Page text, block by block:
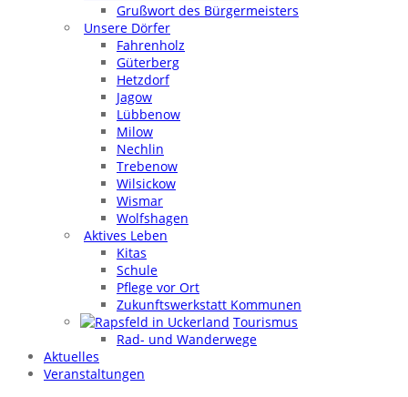
Grußwort des Bürgermeisters
Unsere Dörfer
Fahrenholz
Güterberg
Hetzdorf
Jagow
Lübbenow
Milow
Nechlin
Trebenow
Wilsickow
Wismar
Wolfshagen
Aktives Leben
Kitas
Schule
Pflege vor Ort
Zukunftswerkstatt Kommunen
Tourismus
Rad- und Wanderwege
Aktuelles
Veranstaltungen